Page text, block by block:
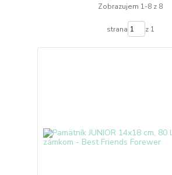
Zobrazujem 1-8 z 8
strana z 1